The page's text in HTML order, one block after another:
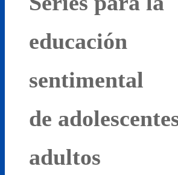
educación
sentimental
de
adultos